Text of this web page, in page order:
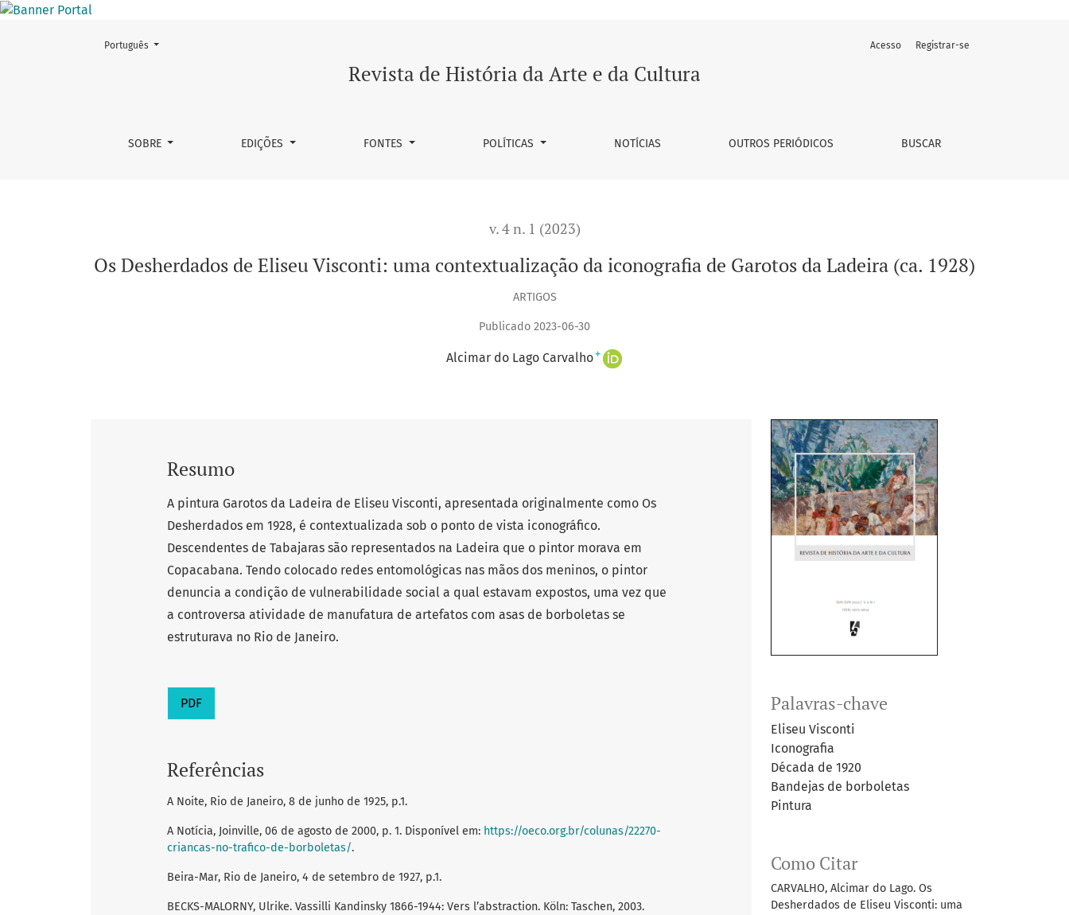
Os Desherdados de Eliseu Visconti: uma contextualização da iconografia de Garotos da Ladeira (ca. 1928)
Revista de História da Arte e da Cultura
SOBRE EDIÇÕES FONTES POLÍTICAS NOTÍCIAS OUTROS PERIÓDICOS BUSCAR
Acesso Registrar-se
Mudar o idioma. O atual é:
Português
v. 4 n. 1 (2023)
Os Desherdados de Eliseu Visconti: uma contextualização da iconografia de Garotos da Ladeira (ca. 1928)
ARTIGOS
Publicado 2023-06-30
Alcimar do Lago Carvalho+
Palavras-chave
Eliseu Visconti
Iconografia
Década de 1920
Bandejas de borboletas
Pintura
Como Citar
CARVALHO, Alcimar do Lago. Os
Desherdados de Eliseu Visconti: uma
Resumo
A pintura Garotos da Ladeira de Eliseu Visconti, apresentada originalmente como Os
Desherdados em 1928, é contextualizada sob o ponto de vista iconográfico.
Descendentes de Tabajaras são representados na Ladeira que o pintor morava em
Copacabana. Tendo colocado redes entomológicas nas mãos dos meninos, o pintor
denuncia a condição de vulnerabilidade social a qual estavam expostos, uma vez que
a controversa atividade de manufatura de artefatos com asas de borboletas se
estruturava no Rio de Janeiro.
PDF
Referências
A Noite, Rio de Janeiro, 8 de junho de 1925, p.1.
A Notícia, Joinville, 06 de agosto de 2000, p. 1. Disponível em: https://oeco.org.br/colunas/22270-
criancas-no-trafico-de-borboletas/.
Beira-Mar, Rio de Janeiro, 4 de setembro de 1927, p.1.
BECKS-MALORNY, Ulrike. Vassilli Kandinsky 1866-1944: Vers l’abstraction. Köln: Taschen, 2003.